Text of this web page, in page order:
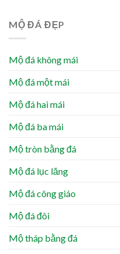
MỘ ĐÁ ĐẸP
Mộ đá không mái
Mộ đá một mái
Mộ đá hai mái
Mộ đá ba mái
Mộ tròn bằng đá
Mộ đá lục lăng
Mộ đá công giáo
Mộ đá đôi
Mộ tháp bằng đá